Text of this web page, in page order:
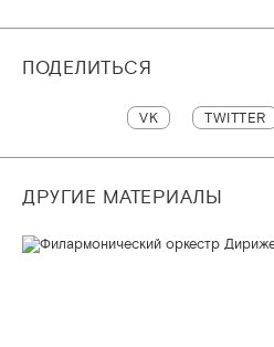
ПОДЕЛИТЬСЯ
VK TWITTER
ДРУГИЕ МАТЕРИАЛЫ